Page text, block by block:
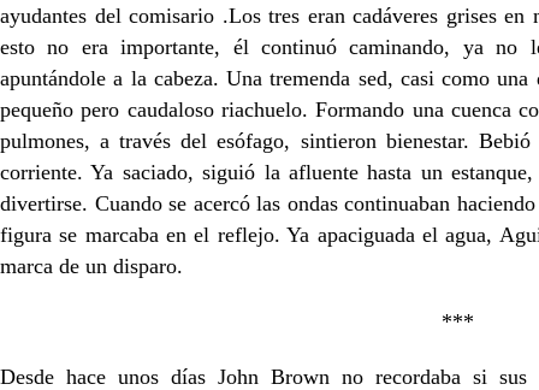
ayudantes del comisario .Los tres eran cadáveres grises
esto no era importante, él continuó caminando, ya
apuntándole a la cabeza. Una tremenda sed, casi como
pequeño pero caudaloso riachuelo. Formando una cuenca
pulmones, a través del esófago, sintieron bienestar.
corriente. Ya saciado, siguió la afluente hasta un
divertirse. Cuando se acercó las ondas continuaban
figura se marcaba en el reflejo. Ya apaciguada el agua,
marca de un disparo.
***
Desde hace unos días John Brown no recordaba si sus